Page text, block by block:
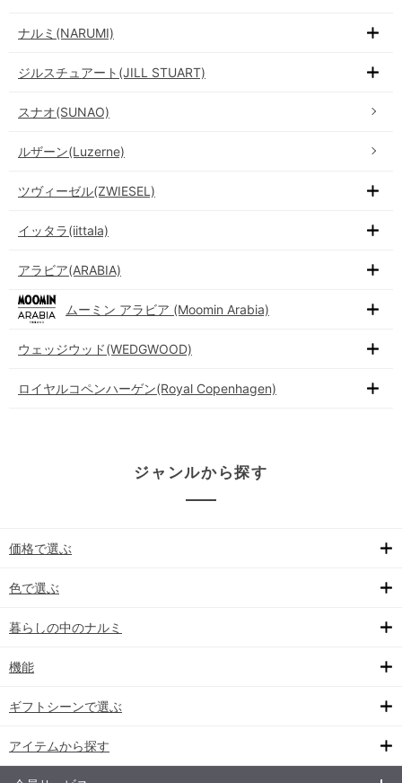
ナルミ(NARUMI)
ジルスチュアート(JILL STUART)
スナオ(SUNAO)
ルザーン(Luzerne)
ツヴィーゼル(ZWIESEL)
イッタラ(iittala)
アラビア(ARABIA)
ムーミン アラビア (Moomin Arabia)
ウェッジウッド(WEDGWOOD)
ロイヤルコペンハーゲン(Royal Copenhagen)
ジャンルから探す
価格で選ぶ
色で選ぶ
暮らしの中のナルミ
機能
ギフトシーンで選ぶ
アイテムから探す